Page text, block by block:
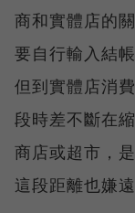
商和實體店的
要自行輸入結
但到實體店消
段時差不斷在
商店或超市，
這段距離也嫌